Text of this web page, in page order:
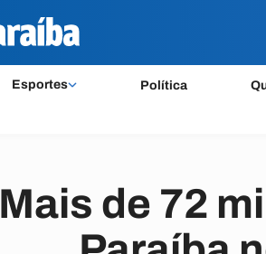
Esportes Política
Mais de 72